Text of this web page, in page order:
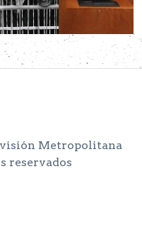
Metropolitana
reservados